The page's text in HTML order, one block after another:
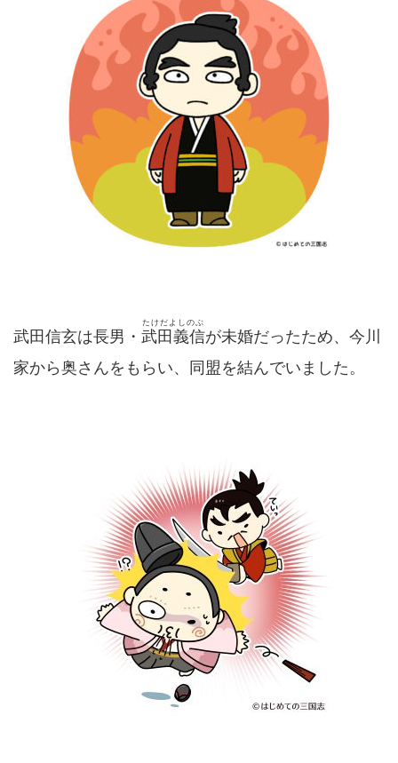
武田信玄は長男・ 武田義信
たけだよしのぶ
が未婚だったため、今川
家から奥さんをもらい、同盟を結んでいました。